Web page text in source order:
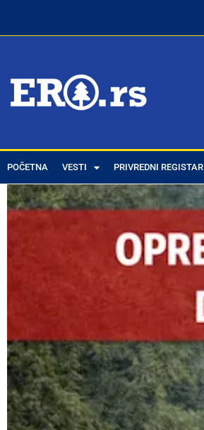
POČETNA VESTI PRIVREDNI REGISTAR